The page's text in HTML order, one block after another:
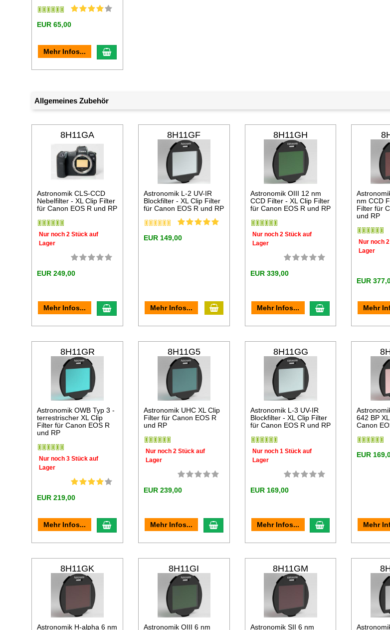
EUR 65,00
Mehr Infos... In den Warenkorb
Allgemeines Zubehör
8H11GA
Astronomik CLS-CCD
Nebelfilter - XL Clip Filter
für Canon EOS R und RP
Nur noch 2 Stück auf
Lager
EUR 249,00
Mehr Infos... In den Warenkorb
8H11GF
Astronomik L-2 UV-IR
Blockfilter - XL Clip Filter
für Canon EOS R und RP
EUR 149,00
Mehr Infos... In den Warenkorb
8H11GH
Astronomik OIII 12 nm
CCD Filter - XL Clip Filter
für Canon EOS R und RP
Nur noch 2 Stück auf
Lager
EUR 339,00
Mehr Infos... In den Warenkorb
nm CCD
Filter für
und RP
Nur noch
Lager
EUR
Mehr
8H11GR
Astronomik OWB Typ 3 -
terrestrischer XL Clip
Filter für Canon EOS R
und RP
Nur noch 3 Stück auf
Lager
EUR 219,00
Mehr Infos... In den Warenkorb
8H11G5
Astronomik UHC XL Clip
Filter für Canon EOS R
und RP
Nur noch 2 Stück auf
Lager
EUR 239,00
Mehr Infos... In den Warenkorb
8H11GG
Astronomik L-3 UV-IR
Blockfilter - XL Clip Filter
für Canon EOS R und RP
Nur noch 1 Stück auf
Lager
EUR 169,00
Mehr Infos... In den Warenkorb
642 BP
Canon
EUR
Mehr
8H11GK
Astronomik H-alpha 6 nm
8H11GI
Astronomik OIII 6 nm
8H11GM
Astronomik SII 6 nm